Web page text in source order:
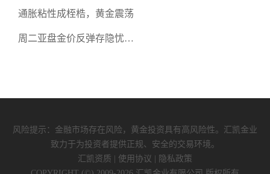
热潮
通胀粘性成桎梏，黄金震荡
周二亚盘金价反弹存隐忧，
风险提示：金融市场存在风险，黄金投资具有高风险性。汇凯金业
致力于为投资者提供正规、安全的交易环境。
汇凯资质
使用协议
隐私政策